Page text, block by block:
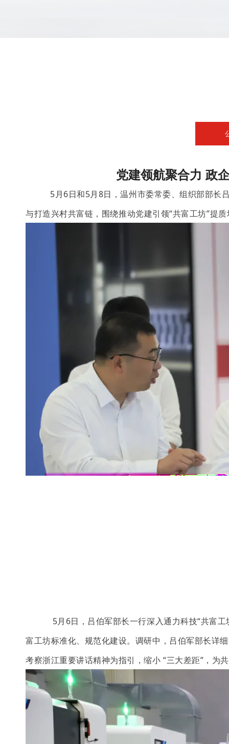
党建领航聚合力 政
5月6日和5月8日，温州市委常委、组织部部长
与打造兴村共富链，围绕推动党建引领“共富工坊”提
5月 6日，吕伯军部长一行深入通力科技“共富工
富工坊标准化、规范化建设。调研中，吕伯军部长详
考察浙江重要讲话精神为指引，缩小 “三大差距” ，为